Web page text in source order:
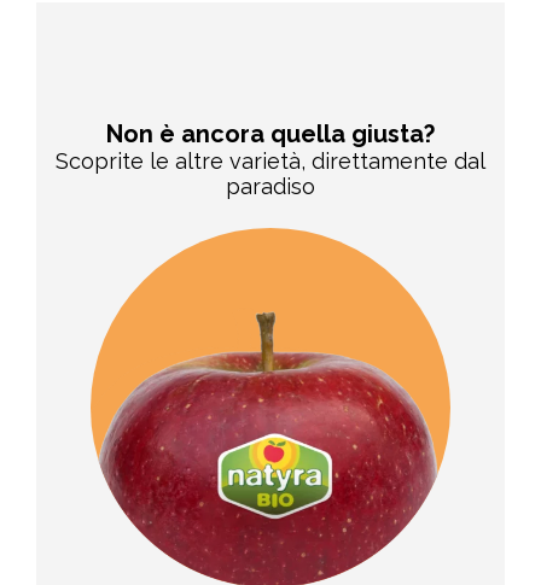
Non è ancora quella giusta?
Scoprite le altre varietà, direttamente dal
paradiso